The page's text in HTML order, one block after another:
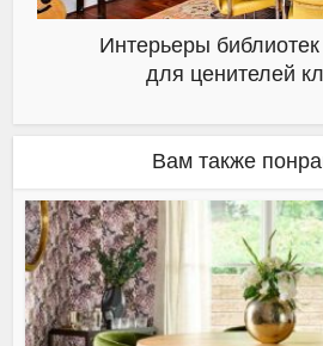
Интерьеры
для ценителей
Вам также